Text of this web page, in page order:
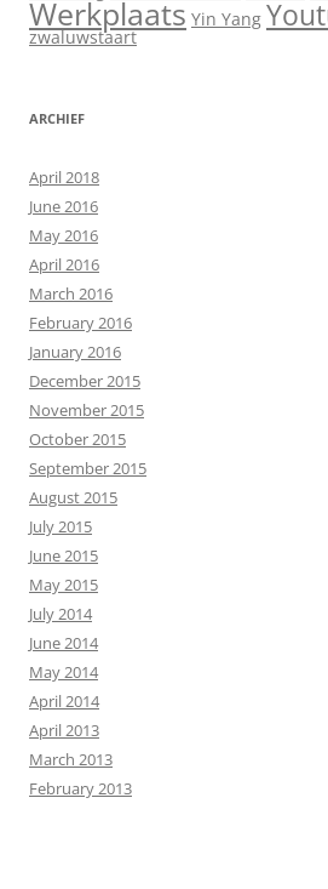
Werkplaats Yin Yang
zwaluwstaart
ARCHIEF
April 2018
June 2016
May 2016
April 2016
March 2016
February 2016
January 2016
December 2015
November 2015
October 2015
September 2015
August 2015
July 2015
June 2015
May 2015
July 2014
June 2014
May 2014
April 2014
April 2013
March 2013
February 2013